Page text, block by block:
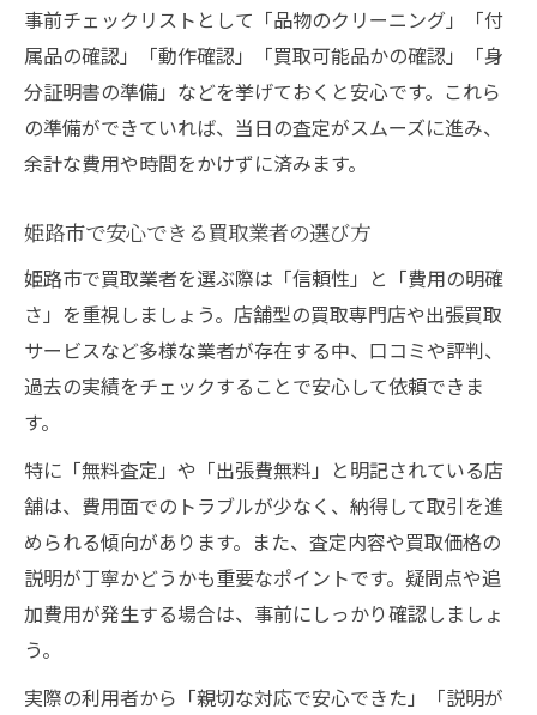
事前チェックリストとして「品物のクリーニング」「付
属品の確認」「動作確認」「買取可能品かの確認」「身
分証明書の準備」などを挙げておくと安心です。これら
の準備ができていれば、当日の査定がスムーズに進み、
余計な費用や時間をかけずに済みます。
姫路市で安心できる買取業者の選び方
姫路市で買取業者を選ぶ際は「信頼性」と「費用の明確
さ」を重視しましょう。店舗型の買取専門店や出張買取
サービスなど多様な業者が存在する中、口コミや評判、
過去の実績をチェックすることで安心して依頼できま
す。
特に「無料査定」や「出張費無料」と明記されている店
舗は、費用面でのトラブルが少なく、納得して取引を進
められる傾向があります。また、査定内容や買取価格の
説明が丁寧かどうかも重要なポイントです。疑問点や追
加費用が発生する場合は、事前にしっかり確認しましょ
う。
実際の利用者から「親切な対応で安心できた」「説明が